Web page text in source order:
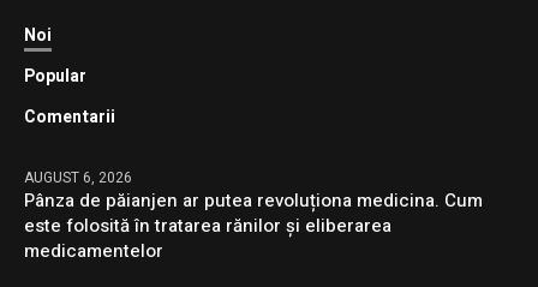
Noi
Popular
Comentarii
AUGUST 6, 2026
Pânza de păianjen ar putea revoluționa medicina. Cum
este folosită în tratarea rănilor și eliberarea
medicamentelor